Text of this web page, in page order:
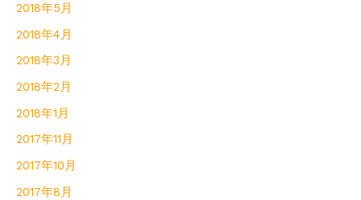
2018年5月
2018年4月
2018年3月
2018年2月
2018年1月
2017年11月
2017年10月
2017年8月